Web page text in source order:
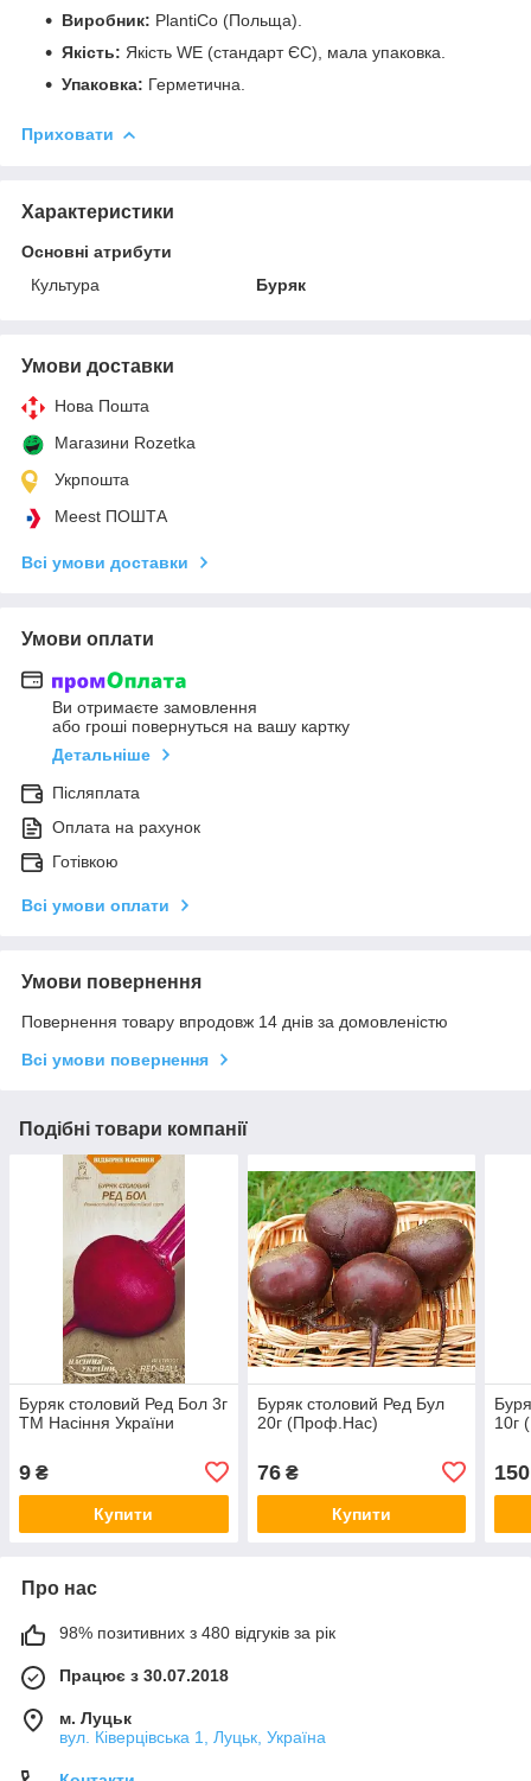
Виробник: PlantiCo (Польща).
Якість: Якість WE (стандарт ЄС), мала упаковка.
Упаковка: Герметична.
Приховати
Характеристики
Основні атрибути
Культура
Буряк
Умови доставки
Нова Пошта
Магазини Rozetka
Укрпошта
Meest ПОШТА
Всі умови доставки
Умови оплати
Ви отримаєте замовлення
або гроші повернуться на вашу картку
Детальніше
Післяплата
Оплата на рахунок
Готівкою
Всі умови оплати
Умови повернення
Повернення товару впродовж 14 днів за домовленістю
Всі умови повернення
Подібні товари компанії
Буряк столовий Ред Бол 3г
ТМ Насіння України
9 ₴
Купити
Буряк столовий Ред Бул
20г (Проф.Нас)
76₴
Купити
10г
150
Про нас
98% позитивних з 480 відгуків за рік
Працює з 30.07.2018
м. Луцьк
вул. Ківерцівська 1, Луцьк, Україна